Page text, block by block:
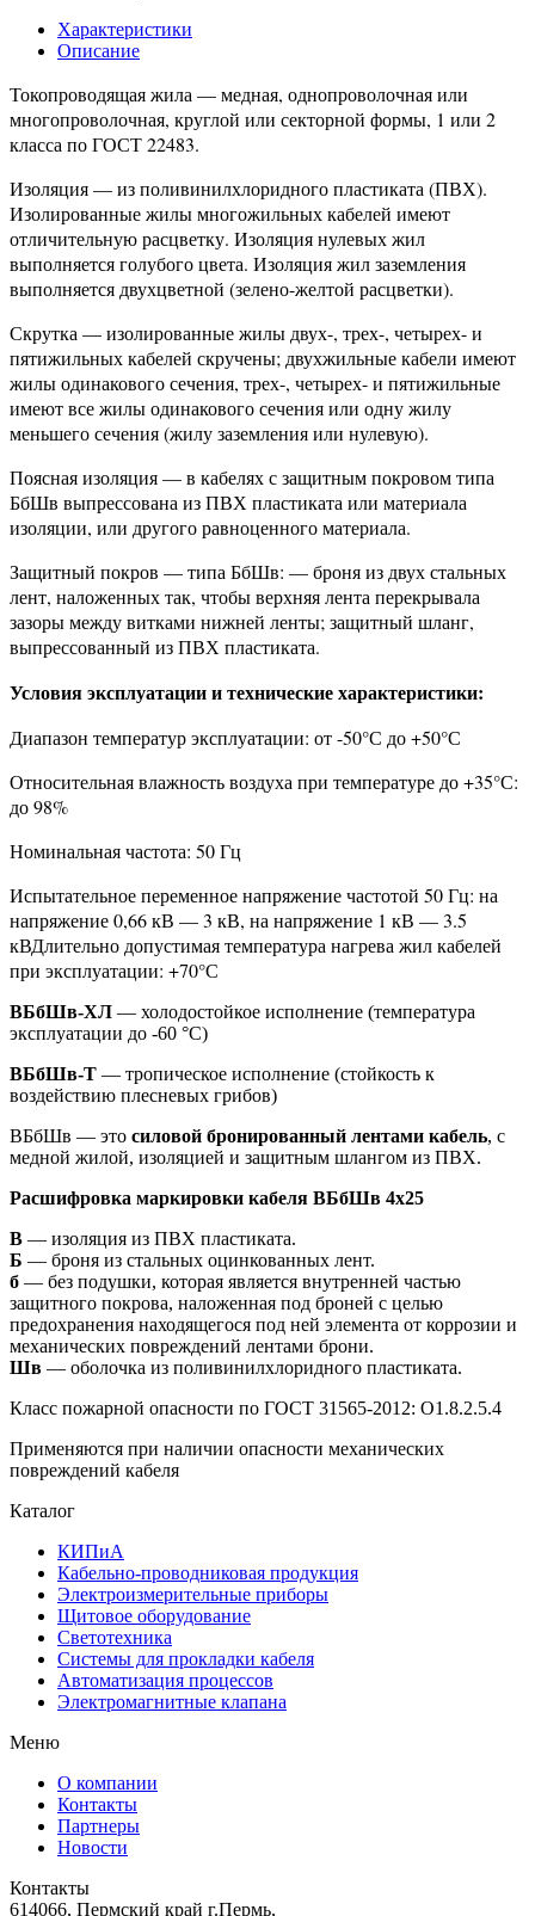
Характеристики
Описание
Токопроводящая жила — медная, однопроволочная или
многопроволочная, круглой или секторной формы, 1 или 2
класса по ГОСТ 22483.
Изоляция — из поливинилхлоридного пластиката (ПВХ).
Изолированные жилы многожильных кабелей имеют
отличительную расцветку. Изоляция нулевых жил
выполняется голубого цвета. Изоляция жил заземления
выполняется двухцветной (зелено-желтой расцветки).
Скрутка — изолированные жилы двух-, трех-, четырех- и
пятижильных кабелей скручены; двухжильные кабели имеют
жилы одинакового сечения, трех-, четырех- и пятижильные
имеют все жилы одинакового сечения или одну жилу
меньшего сечения (жилу заземления или нулевую).
Поясная изоляция — в кабелях с защитным покровом типа
БбШв выпрессована из ПВХ пластиката или материала
изоляции, или другого равноценного материала.
Защитный покров — типа БбШв: — броня из двух стальных
лент, наложенных так, чтобы верхняя лента перекрывала
зазоры между витками нижней ленты; защитный шланг,
выпрессованный из ПВХ пластиката.
Условия эксплуатации и технические характеристики:
Диапазон температур эксплуатации: от -50°С до +50°С
Относительная влажность воздуха при температуре до +35°С:
до 98%
Номинальная частота: 50 Гц
Испытательное переменное напряжение частотой 50 Гц: на
напряжение 0,66 кВ — 3 кВ, на напряжение 1 кВ — 3.5
кВДлительно допустимая температура нагрева жил кабелей
при эксплуатации: +70°С
ВБбШв-ХЛ — холодостойкое исполнение (температура
эксплуатации до -60 °С)
ВБбШв-Т — тропическое исполнение (стойкость к
воздействию плесневых грибов)
ВБбШв — это силовой бронированный лентами кабель, с
медной жилой, изоляцией и защитным шлангом из ПВХ.
Расшифровка маркировки кабеля ВБбШв 4х25
В — изоляция из ПВХ пластиката.
Б — броня из стальных оцинкованных лент.
б — без подушки, которая является внутренней частью
защитного покрова, наложенная под броней с целью
предохранения находящегося под ней элемента от коррозии и
механических повреждений лентами брони.
Шв — оболочка из поливинилхлоридного пластиката.
Класс пожарной опасности по ГОСТ 31565-2012: О1.8.2.5.4
Применяются при наличии опасности механических
повреждений кабеля
Каталог
КИПиА
Кабельно-проводниковая продукция
Электроизмерительные приборы
Щитовое оборудование
Светотехника
Системы для прокладки кабеля
Автоматизация процессов
Электромагнитные клапана
Меню
О компании
Контакты
Партнеры
Новости
Контакты
614066, Пермский край г.Пермь,